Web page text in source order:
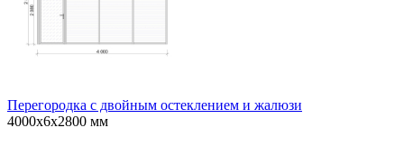
Перегородка с двойным остеклением и жалюзи
4000х6х2800 мм